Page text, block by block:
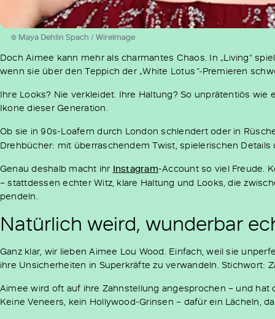
© Maya Dehlin Spach / WireImage
Doch Aimee kann mehr als charmantes Chaos. In „Living“
wenn sie über den Teppich der „White Lotus“-Premieren
Ihre Looks? Nie verkleidet. Ihre Haltung? So unprätentiös
Ikone dieser Generation.
Ob sie in 90s-Loafern durch London schlendert oder in
Drehbücher: mit überraschendem Twist, spielerischen
Genau deshalb macht ihr Instagram-Account so viel Freude.
– stattdessen echter Witz, klare Haltung und Looks, die
pendeln.
Natürlich weird, wunderbar
Ganz klar, wir lieben Aimee Lou Wood. Einfach, weil sie
ihre Unsicherheiten in Superkräfte zu verwandeln. Stichwort:
Aimee wird oft auf ihre Zahnstellung angesprochen – und hat
Keine Veneers, kein Hollywood-Grinsen – dafür ein Lächeln,